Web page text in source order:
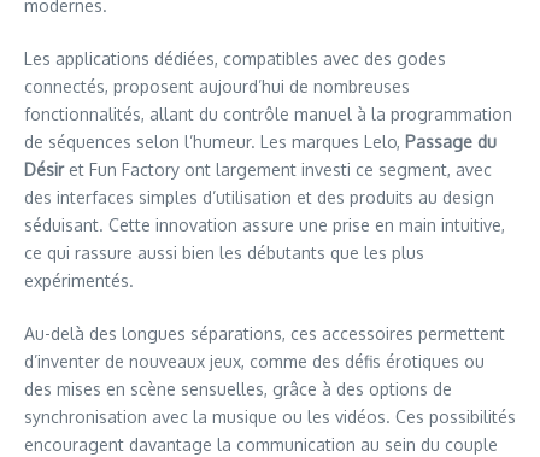
modernes.
Les applications dédiées, compatibles avec des godes
connectés, proposent aujourd’hui de nombreuses
fonctionnalités, allant du contrôle manuel à la programmation
de séquences selon l’humeur. Les marques Lelo, Passage du
Désiret Fun Factory ont largement investi ce segment, avec
des interfaces simples d’utilisation et des produits au design
séduisant. Cette innovation assure une prise en main intuitive,
ce qui rassure aussi bien les débutants que les plus
expérimentés.
Au-delà des longues séparations, ces accessoires permettent
d’inventer de nouveaux jeux, comme des défis érotiques ou
des mises en scène sensuelles, grâce à des options de
synchronisation avec la musique ou les vidéos. Ces possibilités
encouragent davantage la communication au sein du couple